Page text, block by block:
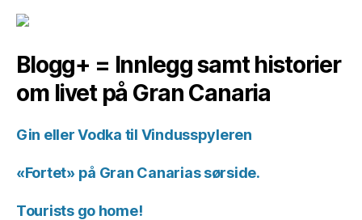
Blogg+ = Innlegg samt historier
om livet på Gran Canaria
Gin eller Vodka til Vindusspyleren
«Fortet» på Gran Canarias sørside.
Tourists go home!